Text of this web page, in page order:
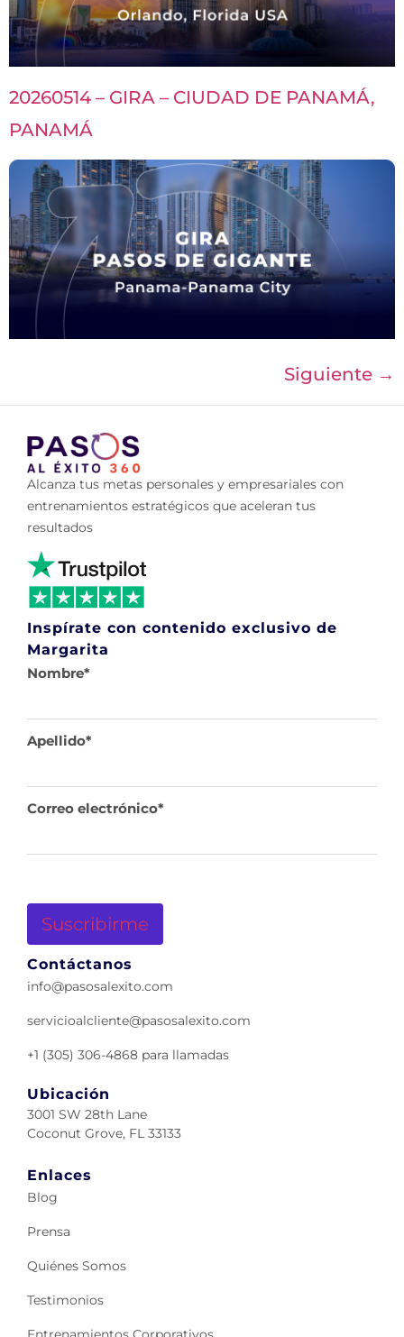
20260514 – GIRA – CIUDAD DE PANAMÁ,
PANAMÁ
Siguiente →
Alcanza tus metas personales y empresariales con
entrenamientos estratégicos que aceleran tus
resultados
Inspírate con contenido exclusivo de
Margarita
Nombre*
Apellido*
Correo electrónico*
Contáctanos
info@pasosalexito.com
servicioalcliente@pasosalexito.com
+1 (305) 306-4868 para llamadas
Ubicación
3001 SW 28th Lane
Coconut Grove, FL 33133
Enlaces
Blog
Prensa
Quiénes Somos
Testimonios